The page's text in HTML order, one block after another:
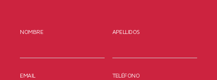
NOMBRE APELLIDOS
EMAIL TELÉFONO